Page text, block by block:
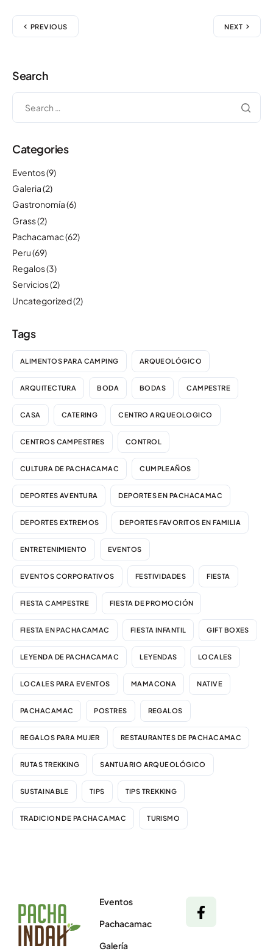
PREVIOUS NEXT
Search
Categories
Eventos(9)
Galeria(2)
Gastronomía(6)
Grass(2)
Pachacamac(62)
Peru(69)
Regalos(3)
Servicios(2)
Uncategorized(2)
Tags
ALIMENTOS PARA CAMPING ARQUEOLÓGICO
ARQUITECTURA BODA BODAS CAMPESTRE
CASA CATERING CENTRO ARQUEOLOGICO
CENTROS CAMPESTRES CONTROL
CULTURA DE PACHACAMAC CUMPLEAÑOS
DEPORTES AVENTURA DEPORTES EN PACHACAMAC
DEPORTES EXTREMOS DEPORTES FAVORITOS EN FAMILIA
ENTRETENIMIENTO EVENTOS
EVENTOS CORPORATIVOS FESTIVIDADES FIESTA
FIESTA CAMPESTRE FIESTA DE PROMOCIÓN
FIESTA EN PACHACAMAC FIESTA INFANTIL GIFT BOXES
LEYENDA DE PACHACAMAC LEYENDAS LOCALES
LOCALES PARA EVENTOS MAMACONA NATIVE
PACHACAMAC POSTRES REGALOS
REGALOS PARA MUJER RESTAURANTES DE PACHACAMAC
RUTAS TREKKING SANTUARIO ARQUEOLÓGICO
SUSTAINABLE TIPS TIPS TREKKING
TRADICION DE PACHACAMAC TURISMO
Eventos
Pachacamac
Galería